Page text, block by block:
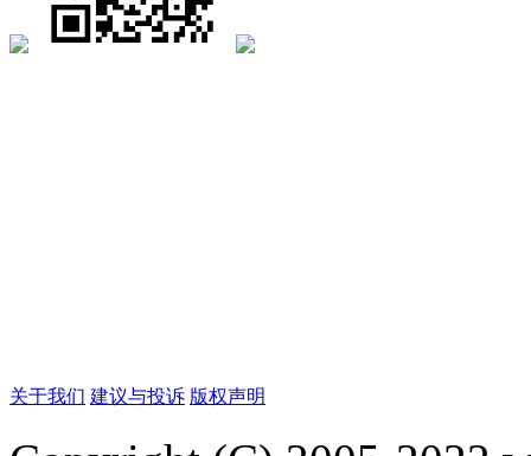
关于我们 建议与投诉 版权声明